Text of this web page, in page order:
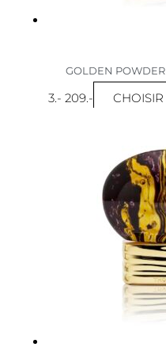
GOLDEN POWDER
3.- 209.- CHOISIR